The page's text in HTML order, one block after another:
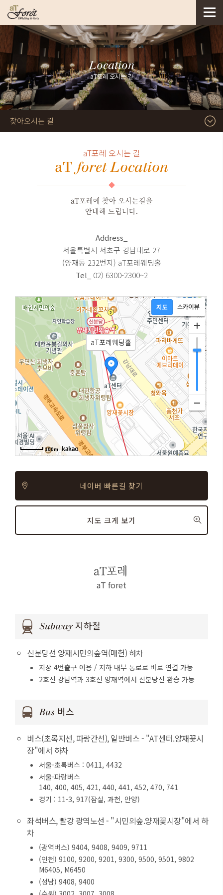
Location
aT포레 오시는 길
찾아오시는 길
aT포레 오시는 길
aT foret Location
aT포레에 찾아 오시는길을
안내해 드립니다.
Address_
서울특별시 서초구 강남대로 27
(양재동 232번지) aT포레웨딩홀
Tel_
02) 6300-2300~2
aT포레웨딩홀
100m
aT포레웨딩홀
100m
aT포레웨딩홀
100m
네이버 빠른길 찾기
지도 크게 보기
aT포레
aT foret
Subway 지하철
신분당선 양재시민의숲역(매헌) 하차
지상 4번출구 이용 / 지하 내부 통로로 바로 연결 가능
2호선 강남역과 3호선 양재역에서 신분당선 환승 가능
Bus 버스
버스(초록지선, 파랑간선), 일반버스 - "AT센터.양재꽃시
장"에서 하차
서울-초록버스 : 0411, 4432
서울-파랑버스
140, 400, 405, 421, 440, 441, 452, 470, 741
경기 : 11-3, 917(잠실, 과천, 안양)
좌석버스, 빨강 광역노선 - "시민의숲.양재꽃시장"에서 하
차
(광역버스) 9404, 9408, 9409, 9711
(인천) 9100, 9200, 9201, 9300, 9500, 9501, 9802
M6405, M6450
(성남) 9408, 9400